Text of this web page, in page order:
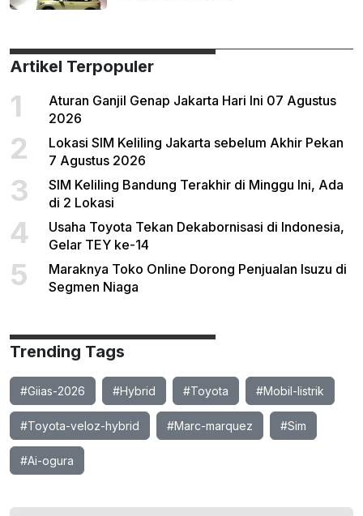
Artikel Terpopuler
1
Aturan Ganjil Genap Jakarta Hari Ini 07 Agustus
2026
2
Lokasi SIM Keliling Jakarta sebelum Akhir Pekan
7 Agustus 2026
3
SIM Keliling Bandung Terakhir di Minggu Ini, Ada
di 2 Lokasi
4
Usaha Toyota Tekan Dekabornisasi di Indonesia,
Gelar TEY ke-14
5
Maraknya Toko Online Dorong Penjualan Isuzu di
Segmen Niaga
Trending Tags
#Giias-2026 #Hybrid #Toyota #Mobil-listrik
#Toyota-veloz-hybrid #Marc-marquez #Sim
#Ai-ogura